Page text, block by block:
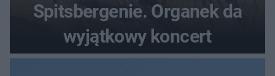
Spitsbergenie. Organek da
wyjątkowy koncert